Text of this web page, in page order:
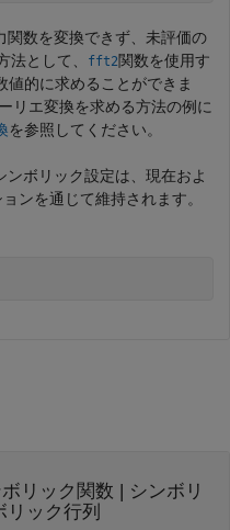
関数を変換できず、未評価の
法として、
fft2関数を使用す
値的に求めることができま
リエ変換を求める方法の例に
を参照してください。
ンボリック設定は、現在およ
ンを通じて維持されます。
リック関数 | シンボリ
リック行列